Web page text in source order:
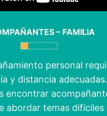
– FAMILIA
personal
y distancia adecuadas.
encontrar
abordar temas difíciles